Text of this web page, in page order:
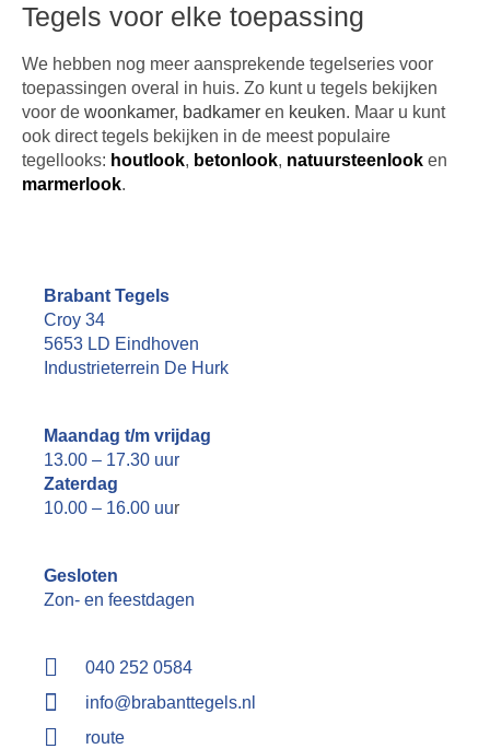
Tegels voor elke toepassing
We hebben nog meer aansprekende tegelseries voor
toepassingen overal in huis. Zo kunt u tegels bekijken
voor de woonkamer, badkamer en keuken. Maar u kunt
ook direct tegels bekijken in de meest populaire
tegellooks: houtlook, betonlook, natuursteenlook en
marmerlook.
Brabant Tegels
Croy 34
5653 LD Eindhoven
Industrieterrein De Hurk
Maandag t/m vrijdag
13.00 – 17.30 uur
Zaterdag
10.00 – 16.00 uur
Gesloten
Zon- en feestdagen
040 252 0584
info@brabanttegels.nl
route